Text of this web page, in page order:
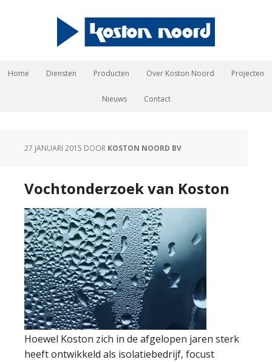
Home Diensten Producten Over Koston Noord Projecten
Nieuws Contact
27 JANUARI 2015 DOOR KOSTON NOORD BV
Vochtonderzoek van Koston
Hoewel Koston zich in de afgelopen jaren sterk
heeft ontwikkeld als isolatiebedrijf, focust